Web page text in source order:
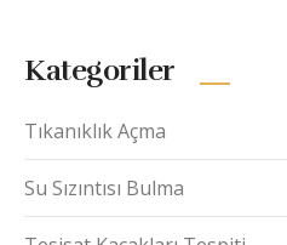
Kategoriler
Tıkanıklık Açma
Su Sızıntısı Bulma